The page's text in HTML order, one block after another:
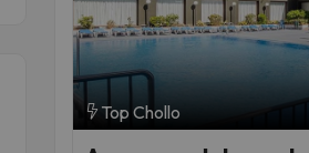
Top Chollo